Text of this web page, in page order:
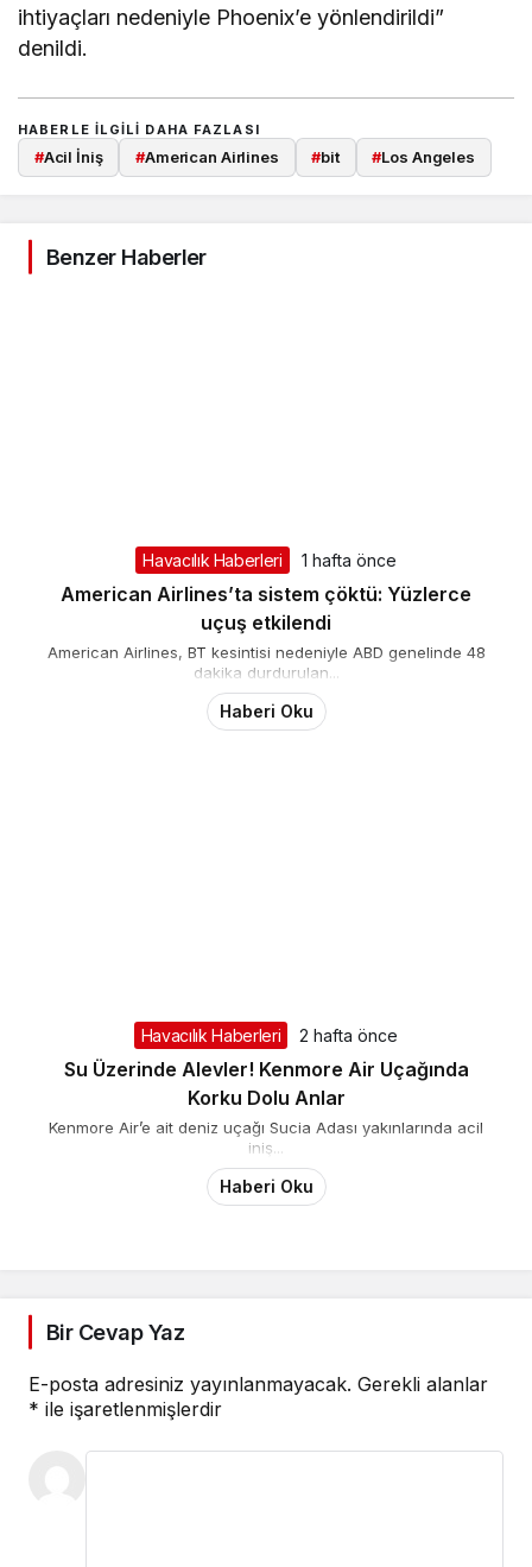
ihtiyaçları nedeniyle Phoenix’e yönlendirildi”
denildi.
HABERLE ILGILI DAHA FAZLASI
#Acil İniş #American Airlines #bit #Los Angeles
Benzer Haberler
Havacılık Haberleri 1 hafta önce
American Airlines’ta sistem çöktü: Yüzlerce
uçuş etkilendi
American Airlines, BT kesintisi nedeniyle ABD genelinde 48
dakika durdurulan...
Haberi Oku
Havacılık Haberleri 2 hafta önce
Su Üzerinde Alevler! Kenmore Air Uçağında
Korku Dolu Anlar
Kenmore Air’e ait deniz uçağı Sucia Adası yakınlarında acil
iniş...
Haberi Oku
Bir Cevap Yaz
E-posta adresiniz yayınlanmayacak. Gerekli alanlar
* ile işaretlenmişlerdir